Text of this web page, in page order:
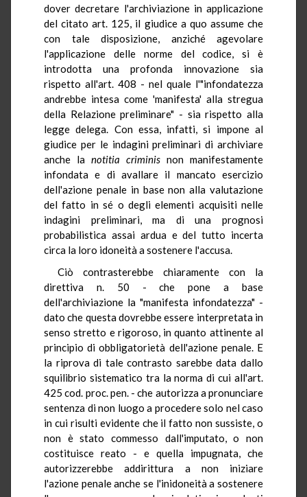
dover decretare l'archiviazione in applicazione
del citato art. 125, il giudice a quo assume che
con tale disposizione, anziché agevolare
l'applicazione delle norme del codice, si è
introdotta una profonda innovazione sia
rispetto all'art. 408 - nel quale l'"infondatezza
andrebbe intesa come 'manifesta' alla stregua
della Relazione preliminare" - sia rispetto alla
legge delega. Con essa, infatti, si impone al
giudice per le indagini preliminari di archiviare
anche la notitia criminis non manifestamente
infondata e di avallare il mancato esercizio
dell'azione penale in base non alla valutazione
del fatto in sé o degli elementi acquisiti nelle
indagini preliminari, ma di una prognosi
probabilistica assai ardua e del tutto incerta
circa la loro idoneità a sostenere l'accusa.
Ciò contrasterebbe chiaramente con la
direttiva n. 50 - che pone a base
dell'archiviazione la "manifesta infondatezza" -
dato che questa dovrebbe essere interpretata in
senso stretto e rigoroso, in quanto attinente al
principio di obbligatorietà dell'azione penale. E
la riprova di tale contrasto sarebbe data dallo
squilibrio sistematico tra la norma di cui all'art.
425 cod. proc. pen. - che autorizza a pronunciare
sentenza di non luogo a procedere solo nel caso
in cui risulti evidente che il fatto non sussiste, o
non è stato commesso dall'imputato, o non
costituisce reato - e quella impugnata, che
autorizzerebbe addirittura a non iniziare
l'azione penale anche se l'inidoneità a sostenere